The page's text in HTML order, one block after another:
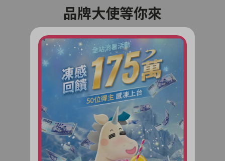
品牌大使等你來
共創銀角零卡品牌新天地！
超多福利享不完
了解更多